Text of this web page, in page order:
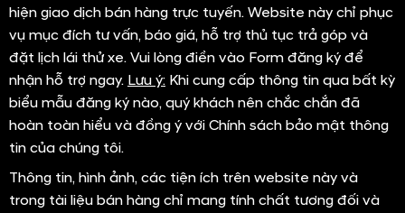
hiện giao dịch bán hàng trực tuyến. Website này chỉ phục
vụ mục đích tư vấn, báo giá, hỗ trợ thủ tục trả góp và
đặt lịch lái thử xe. Vui lòng điền vào Form đăng ký để
nhận hỗ trợ ngay. Lưu ý: Khi cung cấp thông tin qua bất kỳ
biểu mẫu đăng ký nào, quý khách nên chắc chắn đã
hoàn toàn hiểu và đồng ý với Chính sách bảo mật thông
tin của chúng tôi.
Thông tin, hình ảnh, các tiện ích trên website này và
trong tài liệu bán hàng chỉ mang tính chất tương đối và